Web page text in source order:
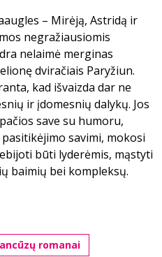
– Mirėją, Astridą ir
negražiausiomis
nelaimė merginas
dviračiais Paryžiun.
kad išvaizda dar ne
ir įdomesnių dalykų. Jos
save su humoru,
savimi, mokosi
būti lyderėmis, mąstyti
baimių bei kompleksų.
romanai